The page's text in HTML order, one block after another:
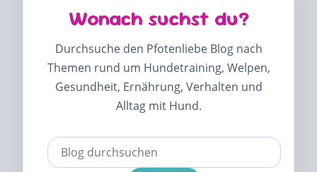
Wonach suchst du?
Durchsuche den Pfotenliebe Blog nach
Themen rund um Hundetraining, Welpen,
Gesundheit, Ernährung, Verhalten und
Alltag mit Hund.